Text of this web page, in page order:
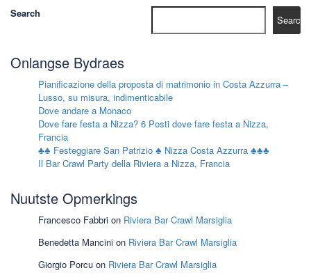
Search
Search
Onlangse Bydraes
Pianificazione della proposta di matrimonio in Costa Azzurra –
Lusso, su misura, indimenticabile
Dove andare a Monaco
Dove fare festa a Nizza? 6 Posti dove fare festa a Nizza,
Francia
♣♣ Festeggiare San Patrizio ♣ Nizza Costa Azzurra ♣♣♣
Il Bar Crawl Party della Riviera a Nizza, Francia
Nuutste Opmerkings
Francesco Fabbri on Riviera Bar Crawl Marsiglia
Benedetta Mancini on Riviera Bar Crawl Marsiglia
Giorgio Porcu on Riviera Bar Crawl Marsiglia